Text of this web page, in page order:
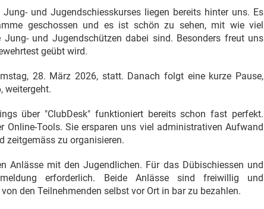
und Jugendschiesskurses liegen bereits hinter uns. Es
geschossen und es ist schön zu sehen, mit wie viel
und Jugendschützen dabei sind. Besonders freut uns
geübt wird.
28. März 2026, statt. Danach folgt eine kurze Pause,
weitergeht.
über "ClubDesk" funktioniert bereits schon fast perfekt.
Online-Tools. Sie ersparen uns viel administrativen Aufwand
zeitgemäss zu organisieren.
Anlässe mit den Jugendlichen. Für das Dübischiessen und
erforderlich. Beide Anlässe sind freiwillig und
den Teilnehmenden selbst vor Ort in bar zu bezahlen.